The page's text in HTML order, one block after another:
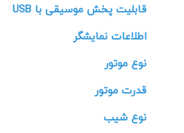
قابلیت پخش موسیقی با USB
اطلاعات نمایشگر
نوع موتور
قدرت موتور
نوع شیب